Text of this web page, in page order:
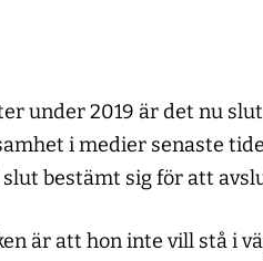
under 2019 är det nu
i medier senaste
bestämt sig för att
är att hon inte vill stå i